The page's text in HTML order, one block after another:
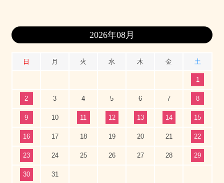
2026年08月
日 月 火 水 木 金 土
1
2 3 4 5 6 7 8
9 10 11 12 13 14 15
16 17 18 19 20 21 22
23 24 25 26 27 28 29
30 31